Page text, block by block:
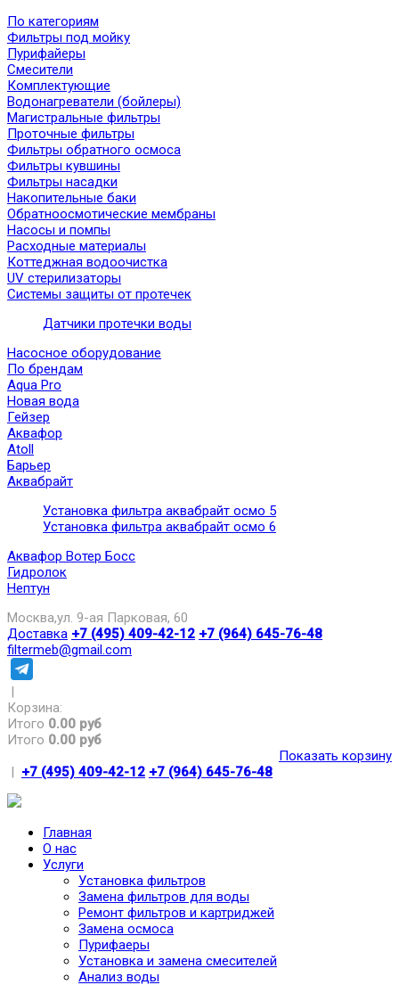
По категориям
Фильтры под мойку
Пурифайеры
Смесители
Комплектующие
Водонагреватели (бойлеры)
Магистральные фильтры
Проточные фильтры
Фильтры обратного осмоса
Фильтры кувшины
Фильтры насадки
Накопительные баки
Обратноосмотические мембраны
Насосы и помпы
Расходные материалы
Коттеджная водоочистка
UV стерилизаторы
Системы защиты от протечек
Датчики протечки воды
Насосное оборудование
По брендам
Aqua Pro
Новая вода
Гейзер
Аквафор
Atoll
Барьер
Аквабрайт
Установка фильтра аквабрайт осмо 5
Установка фильтра аквабрайт осмо 6
Аквафор Вотер Босс
Гидролок
Нептун
Москва,ул. 9-ая Парковая, 60
Доставка +7 (495) 409-42-12 +7 (964) 645-76-48
filtermeb@gmail.com
|
Корзина:
Итого 0.00 руб
Итого 0.00 руб
Показать корзину
| +7 (495) 409-42-12 +7 (964) 645-76-48
Главная
О нас
Услуги
Установка фильтров
Замена фильтров для воды
Ремонт фильтров и картриджей
Замена осмоса
Пурифаеры
Установка и замена смесителей
Анализ воды